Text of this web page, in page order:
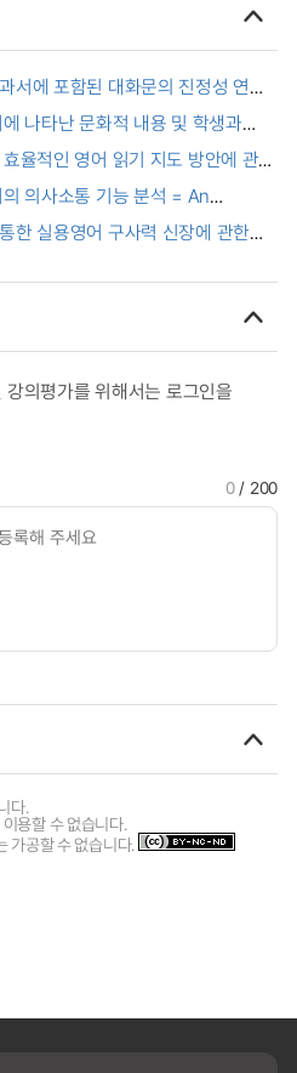
서에 포함된 대화문의 진정성 연구
나타난 문화적 내용 및 학생과
율적인 영어 읽기 지도 방안에 관한
of Effective English
English Skills
의사소통 기능 분석 = An
Functions in High School
한 실용영어 구사력 신장에 관한
의평가를 위해서는 로그인을
0/ 200
다.
용할 수 없습니다.
가공할 수 없습니다.